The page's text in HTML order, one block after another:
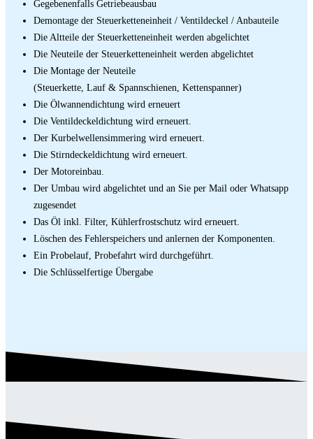
Gegebenenfalls Getriebeausbau
Demontage der Steuerketteneinheit / Ventildeckel / Anbauteile
Die Altteile der Steuerketteneinheit werden abgelichtet
Die Neuteile der Steuerketteneinheit werden abgelichtet
Die Montage der Neuteile
(Steuerkette, Lauf & Spannschienen, Kettenspanner)
Die Ölwannendichtung wird erneuert
Die Ventildeckeldichtung wird erneuert.
Der Kurbelwellensimmering wird erneuert.
Die Stirndeckeldichtung wird erneuert.
Der Motoreinbau.
Der Umbau wird abgelichtet und an Sie per Mail oder Whatsapp
zugesendet
Das Öl inkl. Filter, Kühlerfrostschutz wird erneuert.
Löschen des Fehlerspeichers und anlernen der Komponenten.
Ein Probelauf, Probefahrt wird durchgeführt.
Die Schlüsselfertige Übergabe